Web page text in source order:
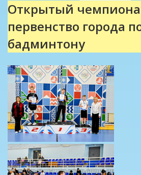
Открытый
первенство города
бадминтону